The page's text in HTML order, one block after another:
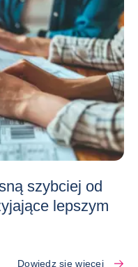
szybciej od
lepszym
Dowiedz się więcej